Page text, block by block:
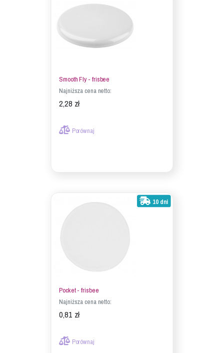
Smooth Fly - frisbee
Najniższa cena netto:
2,28 zł
Porównaj
10 dni
Pocket - frisbee
Najniższa cena netto:
0,81 zł
Porównaj